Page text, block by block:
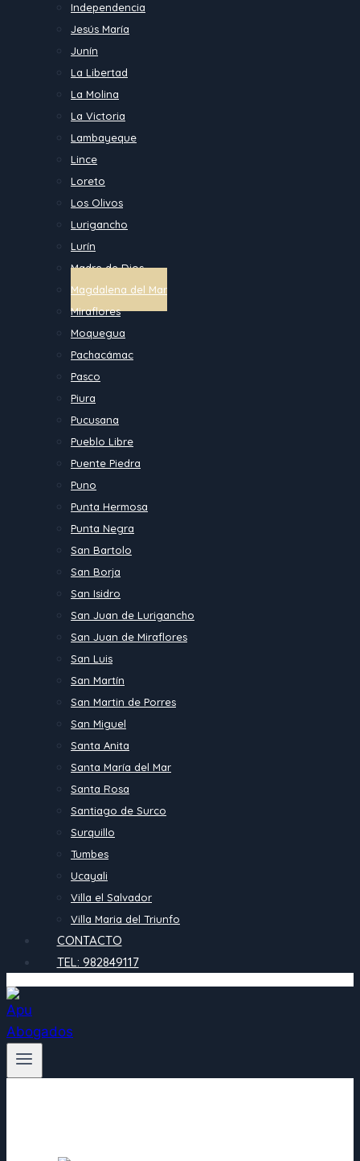
Independencia
Jesús María
Junín
La Libertad
La Molina
La Victoria
Lambayeque
Lince
Loreto
Los Olivos
Lurigancho
Lurín
Madre de Dios
Magdalena del Mar
Miraflores
Moquegua
Pachacámac
Pasco
Piura
Pucusana
Pueblo Libre
Puente Piedra
Puno
Punta Hermosa
Punta Negra
San Bartolo
San Borja
San Isidro
San Juan de Lurigancho
San Juan de Miraflores
San Luis
San Martín
San Martin de Porres
San Miguel
Santa Anita
Santa María del Mar
Santa Rosa
Santiago de Surco
Surquillo
Tumbes
Ucayali
Villa el Salvador
Villa Maria del Triunfo
CONTACTO
TEL: 982849117